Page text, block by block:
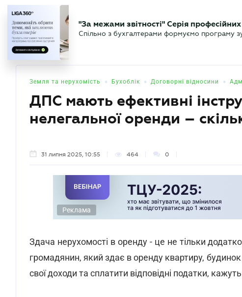
БУХГАЛТЕР Новини Аналітика Календар
"За межами звітності" Серія професійних
Спільно з бухгалтерами формуємо програму
Земля та нерухомість • Бухоблік • Договорні відносини •
ДПС мають ефективні
нелегальної оренди –
31 липня 2025, 10:55 464 0
Реклама
Здача нерухомості в оренду - це не тільки
громадянин, який здає в оренду квартиру,
свої доходи та сплатити відповідні податки, кажуть